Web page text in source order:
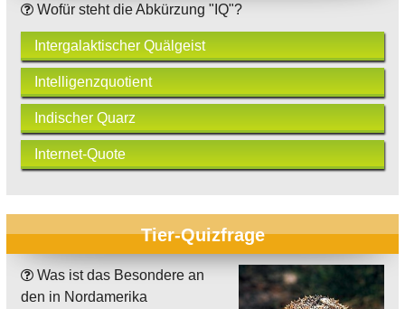
Wofür steht die Abkürzung "IQ"?
Intergalaktischer Quälgeist
Intelligenzquotient
Indischer Quarz
Internet-Quote
Tier-Quizfrage
Was ist das Besondere an
den in Nordamerika